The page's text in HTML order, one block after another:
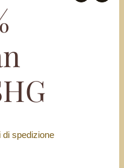
di spedizione